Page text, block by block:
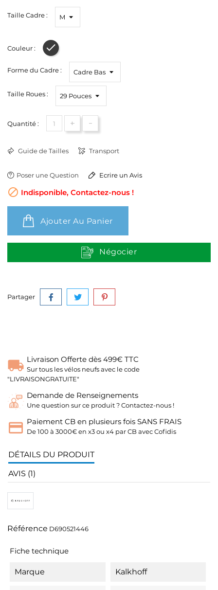
Taille Cadre :
Couleur : Gris Foncé
Forme du Cadre :
Taille Roues :
Quantité : + -
Guide de Tailles Transport
Poser une Question Ecrire un Avis
 Indisponible, Contactez-nous !
Ajouter Au Panier
Négocier
Partager
Livraison Offerte dès 499€ TTC
Sur tous les vélos neufs avec le code
"LIVRAISONGRATUITE"
Demande de Renseignements
Une question sur ce produit ? Contactez-nous !
Paiement CB en plusieurs fois SANS FRAIS
De 100 à 3000€ en x3 ou x4 par CB avec Cofidis
DÉTAILS DU PRODUIT
AVIS (1)
Référence D690521446
Fiche technique
Marque Kalkhoff